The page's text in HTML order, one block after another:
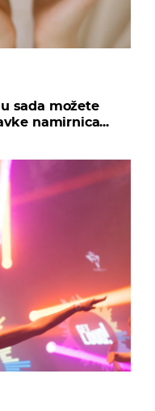
sada možete
namirnica...